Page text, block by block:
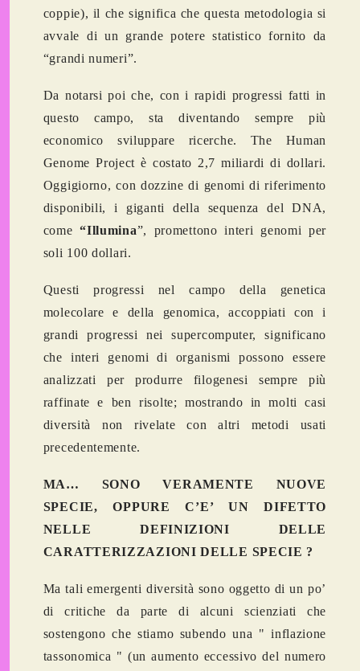
coppie), il che significa che questa metodologia si
avvale di un grande potere statistico fornito da
“grandi numeri”.
Da notarsi poi che, con i rapidi progressi fatti in
questo campo, sta diventando sempre più
economico sviluppare ricerche. The Human
Genome Project è costato 2,7 miliardi di dollari.
Oggigiorno, con dozzine di genomi di riferimento
disponibili, i giganti della sequenza del DNA,
come “Illumina”, promettono interi genomi per
soli 100 dollari.
Questi progressi nel campo della genetica
molecolare e della genomica, accoppiati con i
grandi progressi nei supercomputer, significano
che interi genomi di organismi possono essere
analizzati per produrre filogenesi sempre più
raffinate e ben risolte; mostrando in molti casi
diversità non rivelate con altri metodi usati
precedentemente.
MA… SONO VERAMENTE NUOVE
SPECIE, OPPURE C’E’ UN DIFETTO
NELLE DEFINIZIONI DELLE
CARATTERIZZAZIONI DELLE SPECIE ?
Ma tali emergenti diversità sono oggetto di un po’
di critiche da parte di alcuni scienziati che
sostengono che stiamo subendo una "inflazione
tassonomica " (un aumento eccessivo del numero